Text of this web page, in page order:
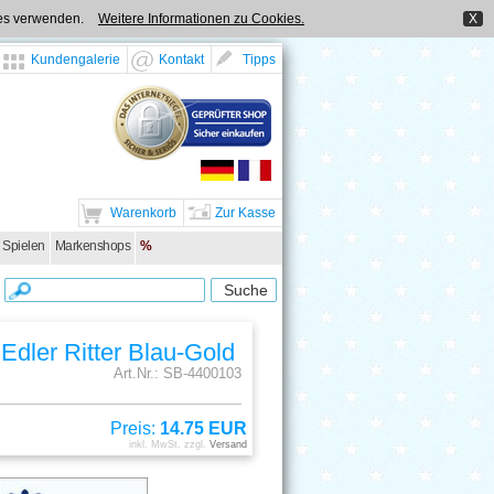
X
verwenden. Weitere Informationen zu Cookies.
Tipps
Kontakt
Kundengalerie
Zur Kasse
Warenkorb
Markenshops %
Ritter Blau-Gold
Art.Nr.: SB-4400103
Preis: 14.75 EUR
inkl. MwSt. zzgl. Versand